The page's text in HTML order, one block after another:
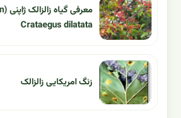
Crataegus dilatata
زنگ امریکایی زالزالک